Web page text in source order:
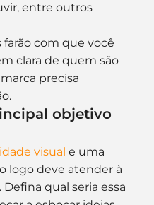
entre outros
farão com que você
clara de quem são
precisa
objetivo
visual e uma
logo deve atender à
qual seria essa